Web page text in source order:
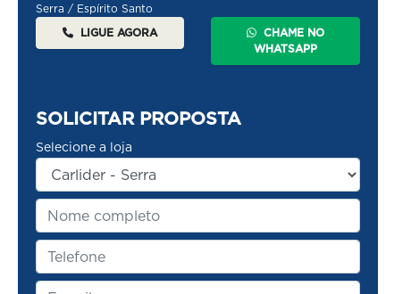
Serra / Espírito Santo
LIGUE AGORA
CHAME NO
WHATSAPP
SOLICITAR PROPOSTA
Selecione a loja